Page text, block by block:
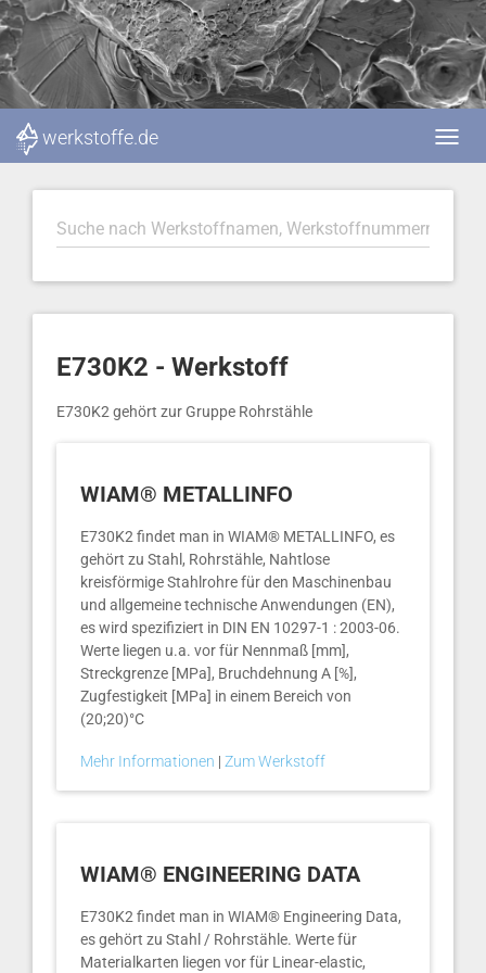
werkstoffe.de
E730K2 - Werkstoff
E730K2 gehört zur Gruppe Rohrstähle
WIAM® METALLINFO
E730K2 findet man in WIAM® METALLINFO, es
gehört zu Stahl, Rohrstähle, Nahtlose
kreisförmige Stahlrohre für den Maschinenbau
und allgemeine technische Anwendungen (EN),
es wird spezifiziert in DIN EN 10297-1 : 2003-06.
Werte liegen u.a. vor für Nennmaß [mm],
Streckgrenze [MPa], Bruchdehnung A [%],
Zugfestigkeit [MPa] in einem Bereich von
(20;20)°C
Mehr Informationen | Zum Werkstoff
WIAM® ENGINEERING DATA
E730K2 findet man in WIAM® Engineering Data,
es gehört zu Stahl / Rohrstähle. Werte für
Materialkarten liegen vor für Linear-elastic,